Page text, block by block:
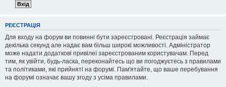
РЕЄСТРАЦІЯ
Для входу на форум ви повинні бути зареєстровані. Реєстрація займає
декілька секунд але надає вам більш широкі можливості. Адміністратор
може надати додаткові привілеї зареєстрованим користувачам. Перед
тим, як увійти, будь-ласка, переконайтесь що ви погоджуєтесь з правилами
та політиками, які прийняті на форумі. Пам'ятайте, що ваше перебування
на форумі означає вашу згоду з усіма правилами.